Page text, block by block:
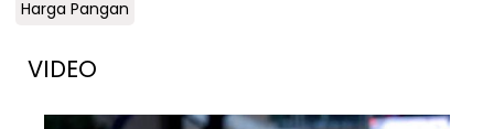
Harga Pangan
VIDEO